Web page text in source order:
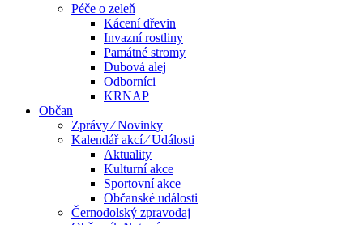
Péče o zeleň
Kácení dřevin
Invazní rostliny
Památné stromy
Dubová alej
Odborníci
KRNAP
Občan
Zprávy ⁄ Novinky
Kalendář akcí ⁄ Události
Aktuality
Kulturní akce
Sportovní akce
Občanské události
Černodolský zpravodaj